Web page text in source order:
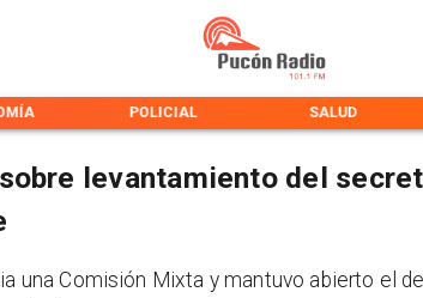
POLICIAL SALUD
levantamiento del
una Comisión Mixta y mantuvo abierto el